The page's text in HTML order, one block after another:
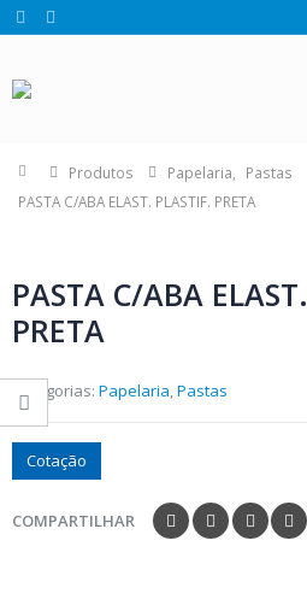
Produtos Papelaria
Pastas
PASTA C/ABA ELAST. PLASTIF. PRETA
PASTA C/ABA
PRETA
Categorias: Papelaria,Pastas
Cotação
COMPARTILHAR